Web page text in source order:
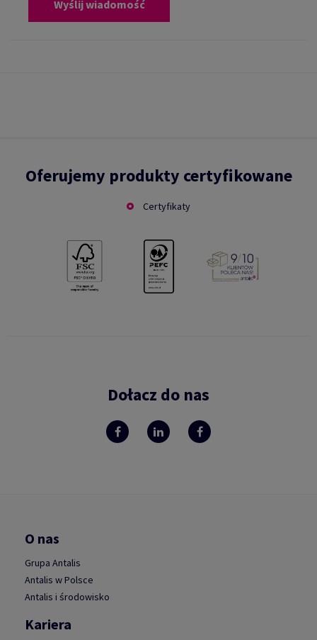
Wyślij wiadomość
Oferujemy produkty certyfikowane
Certyfikaty
Dołacz do nas
O nas
Grupa Antalis
Antalis w Polsce
Antalis i środowisko
Kariera